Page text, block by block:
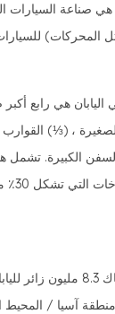
هي صناعة السيارات
المحركات)
هي رابع أكبر
، (⅓)
الكبيرة. تشمل
مزارع
في عام 2012 ، كان هناك 8.3
منطقة آسيا / المحيط